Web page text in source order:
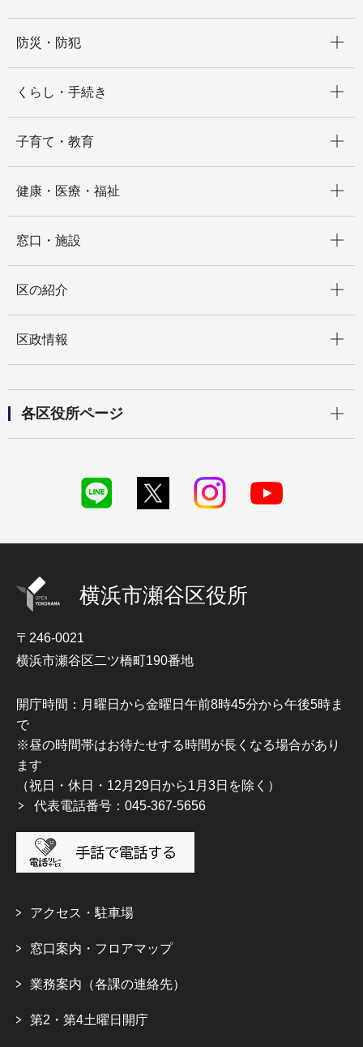
防災・防犯
くらし・手続き
子育て・教育
健康・医療・福祉
窓口・施設
区の紹介
区政情報
各区役所ページ
横浜市瀬谷区役所
〒246-0021
横浜市瀬谷区二ツ橋町190番地
開庁時間：月曜日から金曜日午前8時45分から午後5時ま
で
※昼の時間帯はお待たせする時間が長くなる場合があり
ます
（祝日・休日・12月29日から1月3日を除く）
代表電話番号：045-367-5656
アクセス・駐車場
窓口案内・フロアマップ
業務案内（各課の連絡先）
第2・第4土曜日開庁